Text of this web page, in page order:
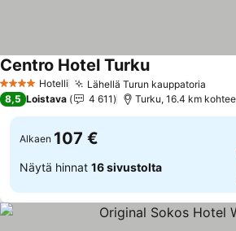
4 Tähtiluokitus
Hotelli Lähellä Turun kauppatoria
Centro Hotel Turku
8,5 Loistava 4 611 Turku, 16.4 km
Alkaen 107 €
Näytä hinnat 16 sivustolta